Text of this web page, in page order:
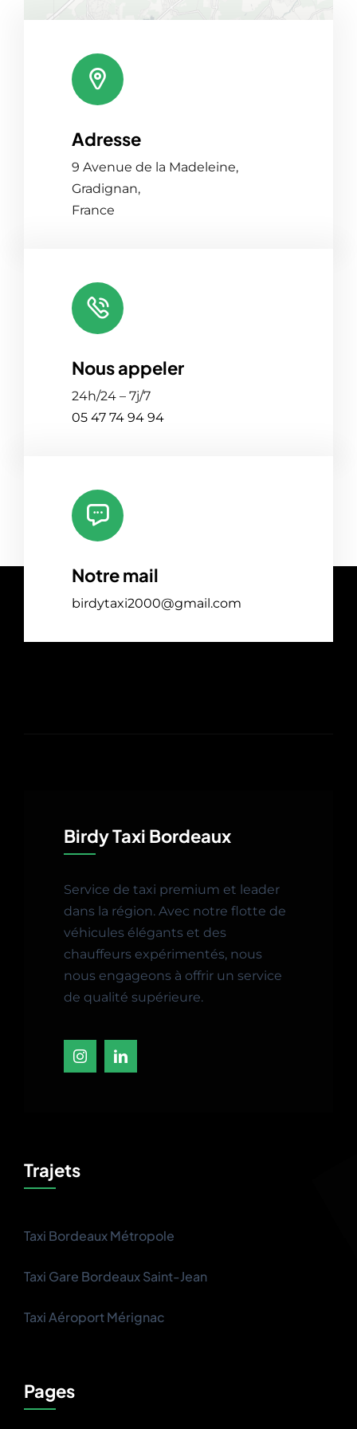
|Map tiles byCARTO
OpenStreetMap, under ODbL.
Adresse
9 Avenue de la Madeleine,
Gradignan,
France
Nous appeler
24h/24 – 7j/7
05 47 74 94 94
Notre mail
birdytaxi2000@gmail.com
Birdy Taxi Bordeaux
Service de taxi premium et leader
dans la région. Avec notre flotte de
véhicules élégants et des
chauffeurs expérimentés, nous
nous engageons à offrir un service
de qualité supérieure.
Trajets
Taxi Bordeaux Métropole
Taxi Gare Bordeaux Saint-Jean
Taxi Aéroport Mérignac
Pages